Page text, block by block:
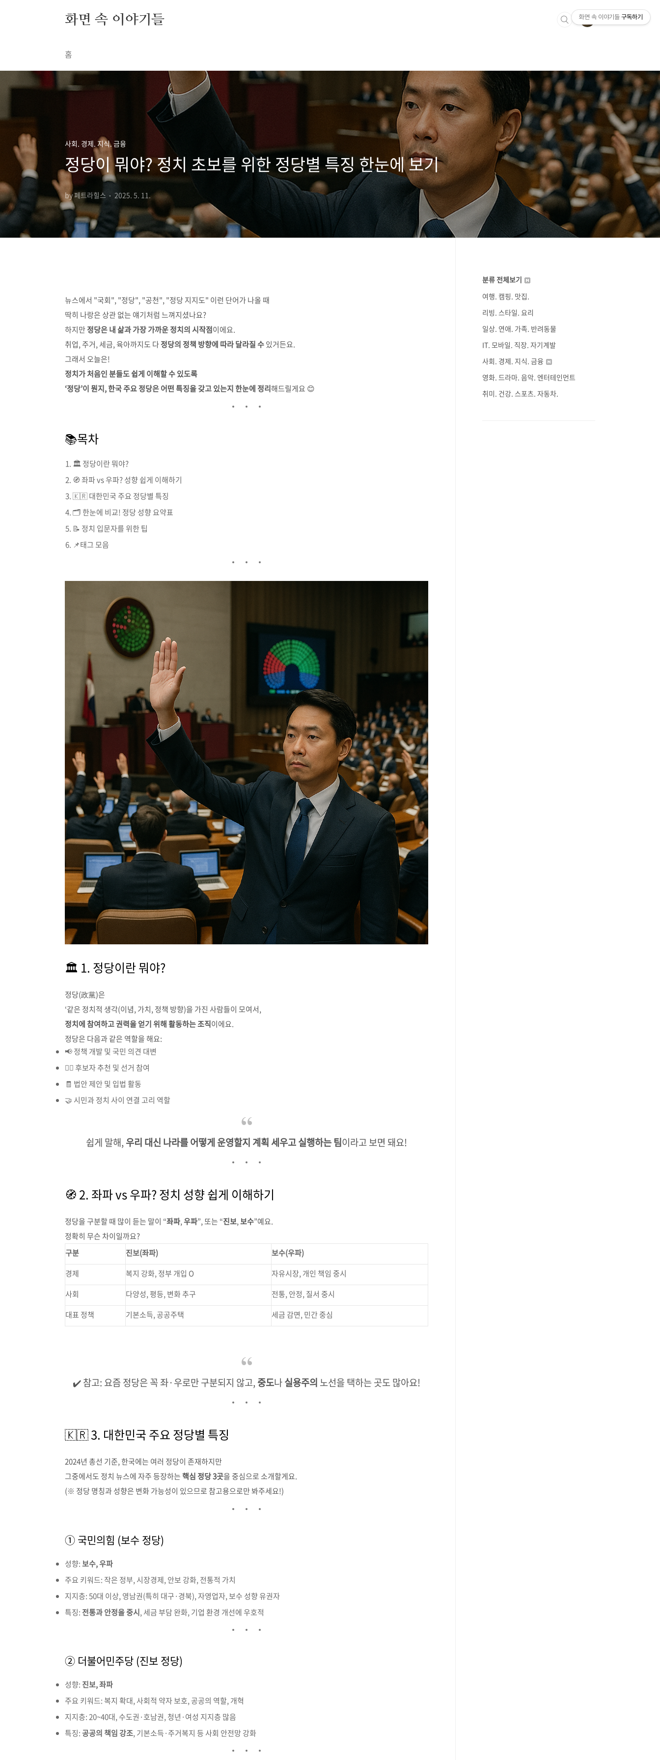
화면 속 이야기들
홈
사회. 경제. 지식. 금융
정당이 뭐야? 정치 초보를 위한 정당별 특징 한눈에 보기
by 페트라힐스 2025. 5. 11.
뉴스에서 "국회", "정당", "공천", "정당 지지도" 이런 단어가 나올 때
딱히 나랑은 상관 없는 얘기처럼 느껴지셨나요?
하지만정당은 내 삶과 가장 가까운 정치의 시작점이에요.
취업, 주거, 세금, 육아까지도 다정당의 정책 방향에 따라 달라질 수있거든요.
그래서 오늘은!
정치가 처음인 분들도 쉽게 이해할 수 있도록
‘정당’이 뭔지, 한국 주요 정당은 어떤 특징을 갖고 있는지 한눈에 정리해드릴게요 😊
📚목차
🏛️ 정당이란 뭐야?
🧭 좌파 vs 우파? 성향 쉽게 이해하기
🇰🇷 대한민국 주요 정당별 특징
🗂️ 한눈에 비교! 정당 성향 요약표
📝 정치 입문자를 위한 팁
📌태그 모음
🏛️ 1. 정당이란 뭐야?
정당(政黨)은
‘같은 정치적 생각(이념, 가치, 정책 방향)을 가진 사람들이 모여서,
정치에 참여하고 권력을 얻기 위해 활동하는 조직이에요.
정당은 다음과 같은 역할을 해요:
📢 정책 개발 및 국민 의견 대변
🧑‍⚖️ 후보자 추천 및 선거 참여
🧾 법안 제안 및 입법 활동
🤝 시민과 정치 사이 연결 고리 역할
쉽게 말해, 우리 대신 나라를 어떻게 운영할지 계획 세우고 실행하는 팀이라고 보면 돼요!
🧭 2. 좌파 vs 우파? 정치 성향 쉽게 이해하기
정당을 구분할 때 많이 듣는 말이 “좌파,우파”, 또는 “진보,보수”예요.
정확히 무슨 차이일까요?
구분
진보(좌파)
보수(우파)
경제
복지 강화, 정부 개입 O
자유시장, 개인 책임 중시
사회
다양성, 평등, 변화 추구
전통, 안정, 질서 중시
대표 정책
기본소득, 공공주택 세금 감면, 민간 중심
✔️ 참고: 요즘 정당은 꼭 좌·우로만 구분되지 않고, 중도나실용주의 노선을 택하는 곳도 많아요!
🇰🇷 3. 대한민국 주요 정당별 특징
2024년 총선 기준, 한국에는 여러 정당이 존재하지만
그중에서도 정치 뉴스에 자주 등장하는핵심 정당 3곳을 중심으로 소개할게요.
(※ 정당 명칭과 성향은 변화 가능성이 있으므로 참고용으로만 봐주세요!)
① 국민의힘 (보수 정당)
성향:보수, 우파
주요 키워드: 작은 정부, 시장경제, 안보 강화, 전통적 가치
지지층: 50대 이상, 영남권(특히 대구·경북), 자영업자, 보수 성향 유권자
특징: 전통과 안정을 중시, 세금 부담 완화, 기업 환경 개선에 우호적
② 더불어민주당 (진보 정당)
성향: 진보, 좌파
주요 키워드: 복지 확대, 사회적 약자 보호, 공공의 역할, 개혁
지지층: 20~40대, 수도권·호남권, 청년·여성 지지층 많음
특징:공공의 책임 강조, 기본소득·주거복지 등 사회 안전망 강화
분류 전체보기
여행. 캠핑. 맛집.
리빙. 스타일. 요리
일상. 연애. 가족. 반려동물
IT. 모바일. 직장. 자기계발
사회. 경제. 지식. 금융
영화. 드라마. 음악. 엔터테인먼트
취미. 건강. 스포츠. 자동차.
화면 속 이야기들 구독하기